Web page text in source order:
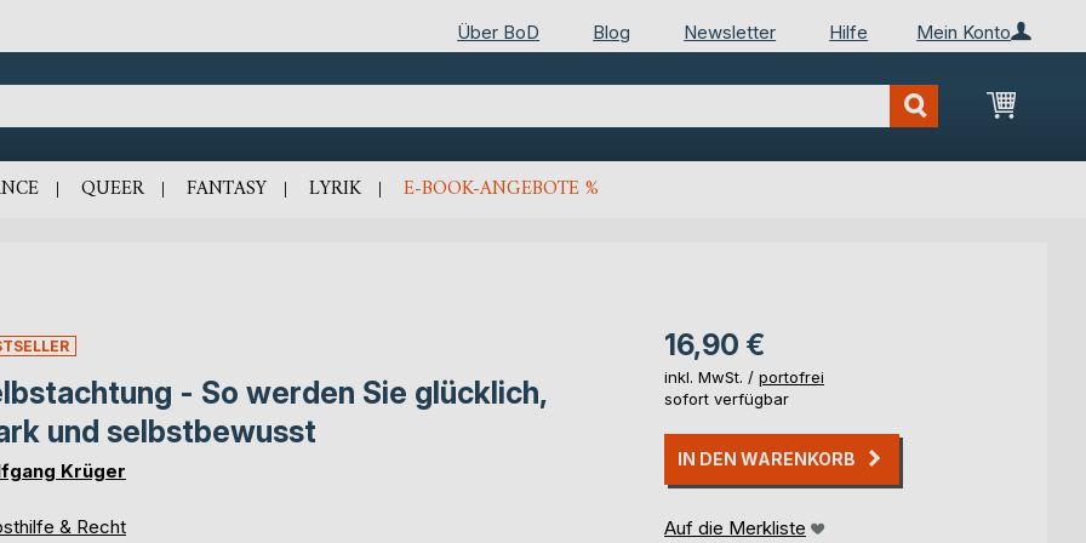
Mein Konto
Über BoD Blog Newsletter Hilfe
Mein
QUEER FANTASY LYRIK E-BOOK-ANGEBOTE %
- So werden Sie glücklich,
und selbstbewusst
Krüger
& Recht
16,90 €
inkl. MwSt. / portofrei
sofort verfügbar
IN DEN WARENKORB
Auf die Merkliste